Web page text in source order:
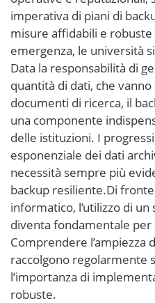
imperativa di piani di
misure affidabili e
emergenza, le università
Data la responsabilità di
quantità di dati, che
documenti di ricerca, il
una componente
delle istituzioni. I
esponenziale dei dati
necessità sempre più
backup resiliente.Di
informatico, l’utilizzo di
diventa fondamentale
Comprendere l’ampiezza
raccolgono regolarmente
l’importanza di
robuste.